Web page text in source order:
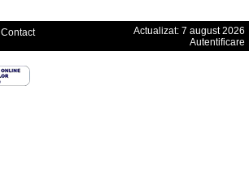
Contact
Actualizat: 7 august 2026
Autentificare